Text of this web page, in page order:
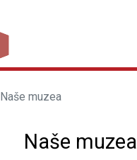
Naše muzea
Naše muzea